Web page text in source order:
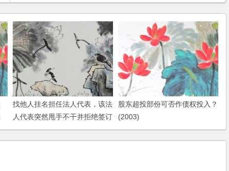
找他人挂名担任法人代表，该法
人代表突然甩手不干并拒绝签订
任何文件，如何更换？
股东超投部份可否作债权投入？
(2003)